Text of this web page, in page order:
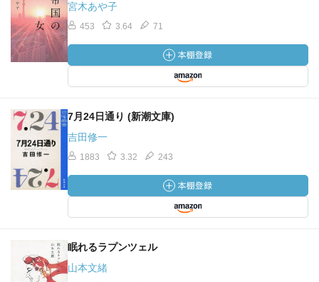
宮木あや子
453 3.64 71
7月24日通り (新潮文庫)
吉田修一
1883 3.32 243
眠れるラプンツェル
山本文緒